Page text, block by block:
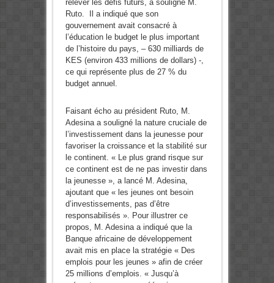
relever les défis futurs, a souligné M.
Ruto. Il a indiqué que son
gouvernement avait consacré à
l’éducation le budget le plus important
de l’histoire du pays, – 630 milliards de
KES (environ 433 millions de dollars) -,
ce qui représente plus de 27 % du
budget annuel.
Faisant écho au président Ruto, M.
Adesina a souligné la nature cruciale de
l’investissement dans la jeunesse pour
favoriser la croissance et la stabilité sur
le continent. « Le plus grand risque sur
ce continent est de ne pas investir dans
la jeunesse », a lancé M. Adesina,
ajoutant que « les jeunes ont besoin
d’investissements, pas d’être
responsabilisés ». Pour illustrer ce
propos, M. Adesina a indiqué que la
Banque africaine de développement
avait mis en place la stratégie « Des
emplois pour les jeunes » afin de créer
25 millions d’emplois. « Jusqu’à